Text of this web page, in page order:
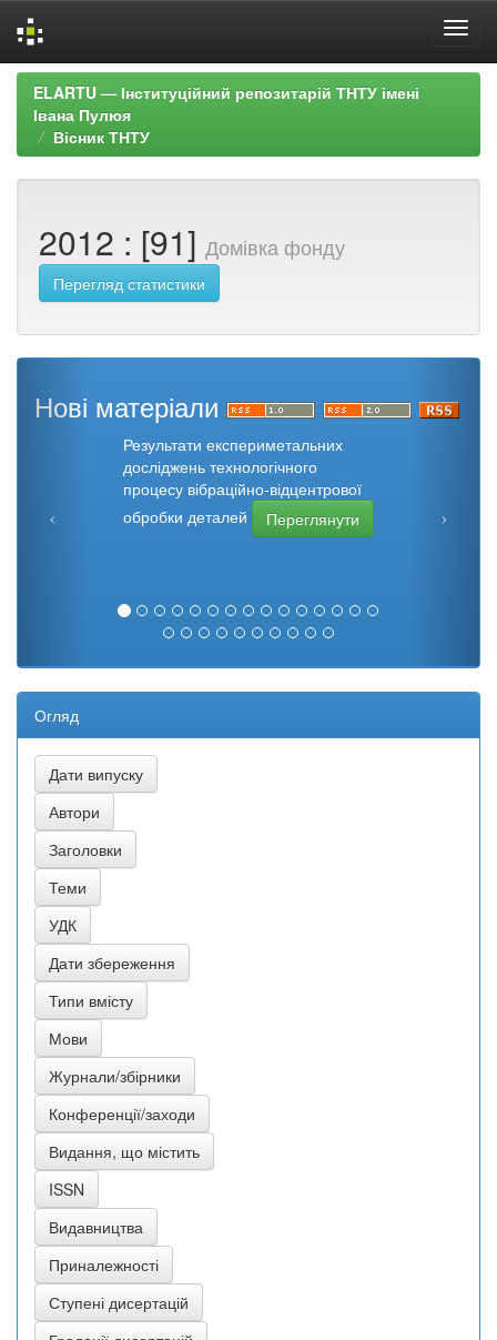
Skip
navigation
ELARTU — Інституційний репозитарій ТНТУ імені
Івана Пулюя
Вісник ТНТУ
2012 : [91] Домівка фонду
Перегляд статистики
Нові матеріали
Результати експериметальних
досліджень технологічного
процесу вібраційно-відцентрової
обробки деталей
Переглянути
Огляд